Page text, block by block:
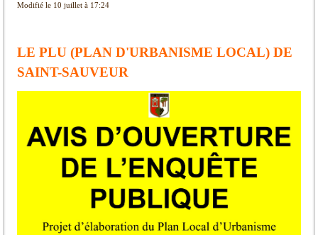
Modifié le 10 juillet à 17:24
LE PLU (PLAN D'URBANISME LOCAL) DE
SAINT-SAUVEUR